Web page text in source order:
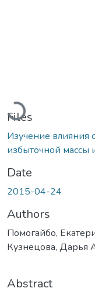
Loading...
Files
Изучение влияния
избыточной массы
Date
2015-04-24
Authors
Помогайбо,
Кузнецова, Дарья
Abstract